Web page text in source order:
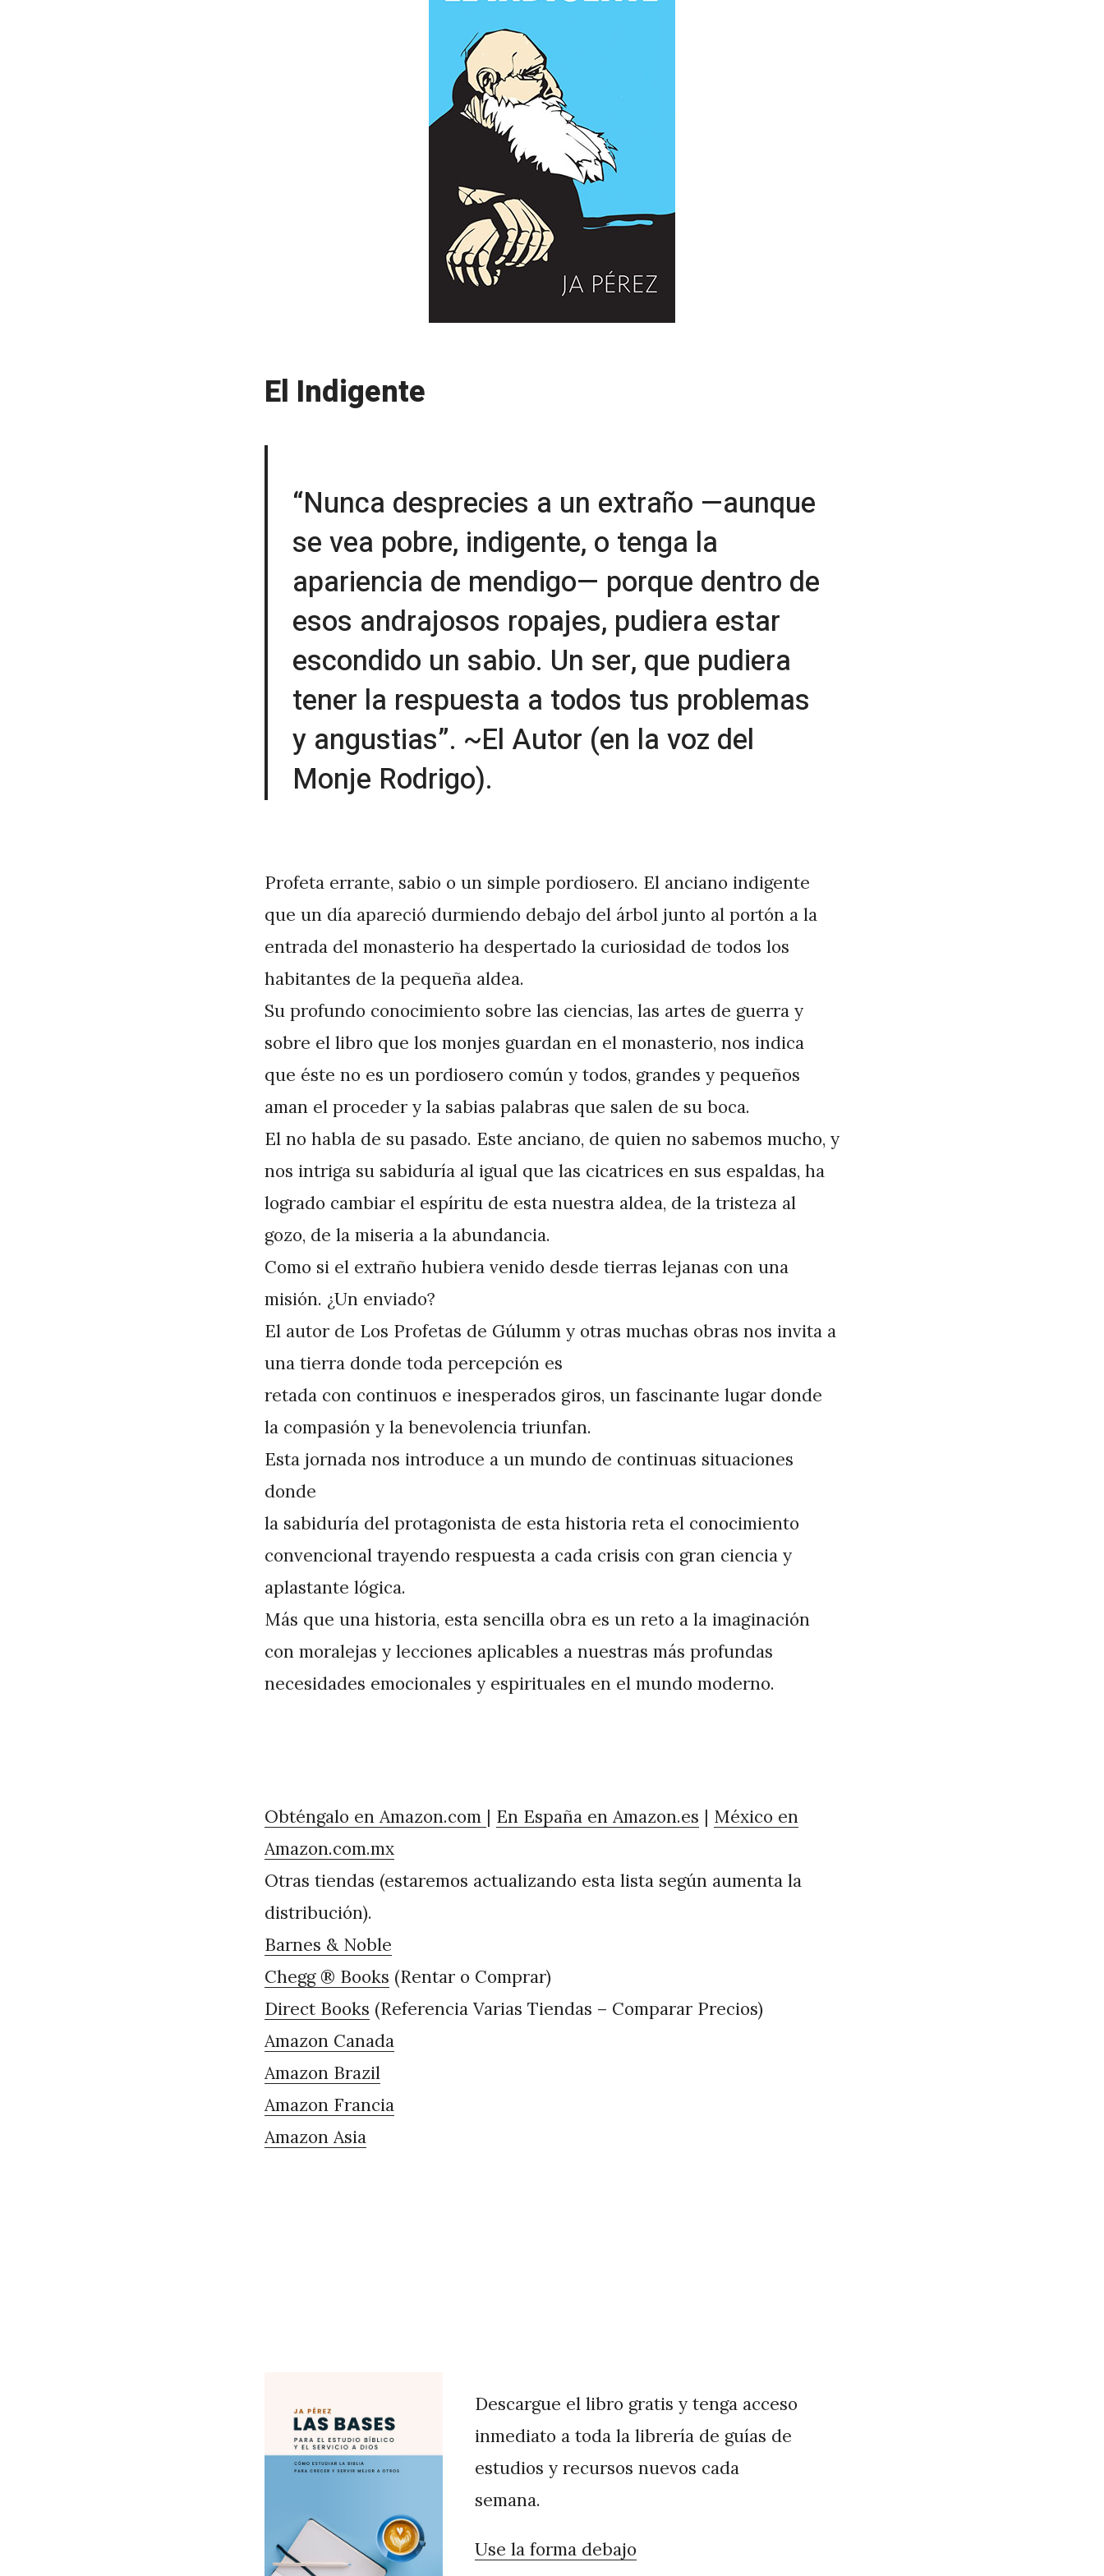
El Indigente
“Nunca desprecies a un extraño —aunque
se vea pobre, indigente, o tenga la
apariencia de mendigo— porque dentro de
esos andrajosos ropajes, pudiera estar
escondido un sabio. Un ser, que pudiera
tener la respuesta a todos tus problemas
y angustias”. ~El Autor (en la voz del
Monje Rodrigo).
Profeta errante, sabio o un simple pordiosero. El anciano indigente
que un día apareció durmiendo debajo del árbol junto al portón a la
entrada del monasterio ha despertado la curiosidad de todos los
habitantes de la pequeña aldea.
Su profundo conocimiento sobre las ciencias, las artes de guerra y
sobre el libro que los monjes guardan en el monasterio, nos indica
que éste no es un pordiosero común y todos, grandes y pequeños
aman el proceder y la sabias palabras que salen de su boca.
El no habla de su pasado. Este anciano, de quien no sabemos mucho, y
nos intriga su sabiduría al igual que las cicatrices en sus espaldas, ha
logrado cambiar el espíritu de esta nuestra aldea, de la tristeza al
gozo, de la miseria a la abundancia.
Como si el extraño hubiera venido desde tierras lejanas con una
misión. ¿Un enviado?
El autor de Los Profetas de Gúlumm y otras muchas obras nos invita a
una tierra donde toda percepción es
retada con continuos e inesperados giros, un fascinante lugar donde
la compasión y la benevolencia triunfan.
Esta jornada nos introduce a un mundo de continuas situaciones
donde
la sabiduría del protagonista de esta historia reta el conocimiento
convencional trayendo respuesta a cada crisis con gran ciencia y
aplastante lógica.
Más que una historia, esta sencilla obra es un reto a la imaginación
con moralejas y lecciones aplicables a nuestras más profundas
necesidades emocionales y espirituales en el mundo moderno.
Obténgalo en Amazon.com | En España en Amazon.es | México en
Amazon.com.mx
Otras tiendas (estaremos actualizando esta lista según aumenta la
distribución).
Barnes & Noble
Chegg ® Books (Rentar o Comprar)
Direct Books (Referencia Varias Tiendas – Comparar Precios)
Amazon Canada
Amazon Brazil
Amazon Francia
Amazon Asia
Descargue el libro gratis y tenga acceso
inmediato a toda la librería de guías de
estudios y recursos nuevos cada
semana.
Use la forma debajo